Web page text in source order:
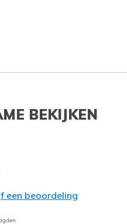
BEKIJKEN
een beoordeling